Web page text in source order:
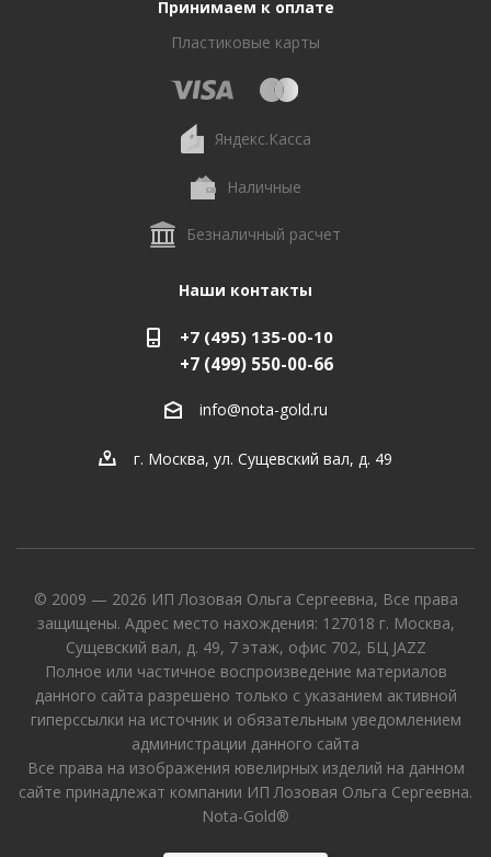
Принимаем к оплате
Пластиковые карты
Яндекс.Касса
Наличные
Безналичный расчет
Наши контакты
+7 (495) 135-00-10
+7 (499) 550-00-66
info@nota-gold.ru
г. Москва, ул. Сущевский вал, д. 49
© 2009 — 2026 ИП Лозовая Ольга Сергеевна, Все права
защищены. Адрес место нахождения: 127018 г. Москва,
Сущевский вал, д. 49, 7 этаж, офис 702, БЦ JAZZ
Полное или частичное воспроизведение материалов
данного сайта разрешено только с указанием активной
гиперссылки на источник и обязательным уведомлением
администрации данного сайта
Все права на изображения ювелирных изделий на данном
сайте принадлежат компании ИП Лозовая Ольга Сергеевна.
Nota-Gold®